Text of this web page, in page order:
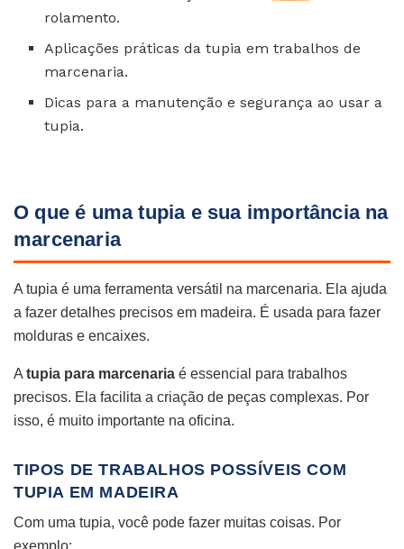
rolamento.
Aplicações práticas da tupia em trabalhos de
marcenaria.
Dicas para a manutenção e segurança ao usar a
tupia.
O que é uma tupia e sua importância na
marcenaria
A tupia é uma ferramenta versátil na marcenaria. Ela ajuda
a fazer detalhes precisos em madeira. É usada para fazer
molduras e encaixes.
A tupia para marcenaria é essencial para trabalhos
precisos. Ela facilita a criação de peças complexas. Por
isso, é muito importante na oficina.
TIPOS DE TRABALHOS POSSÍVEIS COM
TUPIA EM MADEIRA
Com uma tupia, você pode fazer muitas coisas. Por
exemplo: